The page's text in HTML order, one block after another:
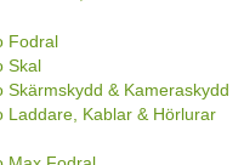
Fodral
Skal
Skärmskydd & Kameraskydd
Laddare, Kablar & Hörlurar